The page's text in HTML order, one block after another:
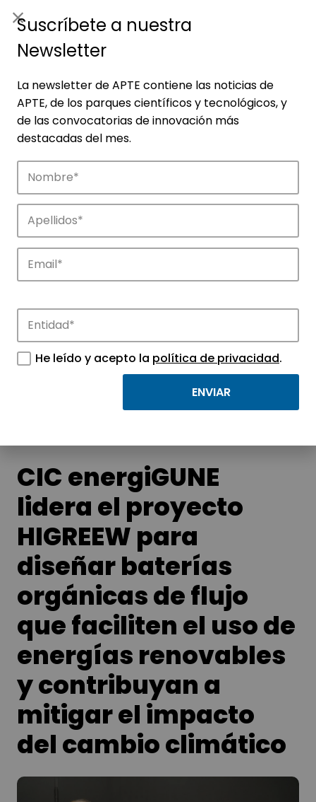
Noticias
Conoce las noticias más destacadas de
APTE y sus parques científicos y
CIC energiGUNE
lidera el proyecto
HIGREEW para
diseñar baterías
orgánicas de flujo
que faciliten el uso de
energías renovables
y contribuyan a
mitigar el impacto
del cambio climático
Suscríbete a nuestra
Newsletter
La newsletter de APTE contiene las noticias de
APTE, de los parques científicos y tecnológicos, y
de las convocatorias de innovación más
destacadas del mes.
He leído y acepto la política de privacidad.